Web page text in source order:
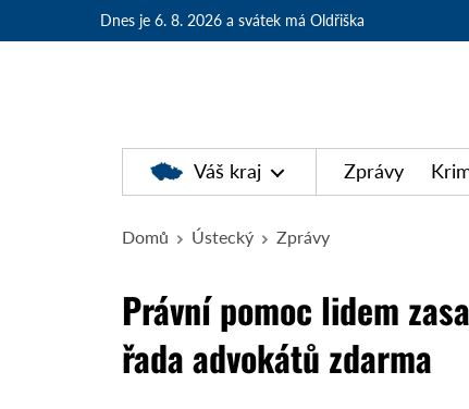
Dnes je 6. 8. 2026 a svátek má Oldřiška
Váš kraj Zprávy
Domů Ústecký Zprávy
Právní pomoc lidem
řada advokátů zdarma